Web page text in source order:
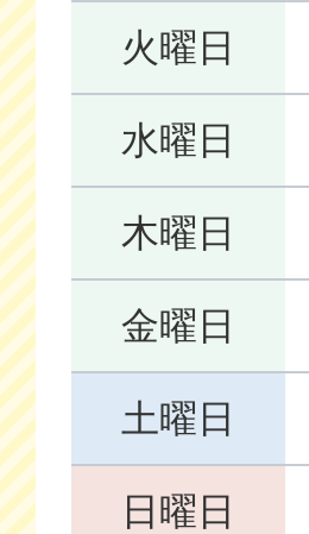
火曜日
水曜日
木曜日
金曜日
土曜日
日曜日